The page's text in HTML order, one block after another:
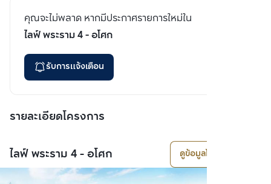
คุณจะไม่พลาด หากมีประกาศรายการใหม่ใน
ไลฟ์ พระราม 4 - อโศก
รับการแจ้งเตือน
รายละเอียดโครงการ
ไลฟ์ พระราม 4 - อโศก ดูข้อมูลโครงการ